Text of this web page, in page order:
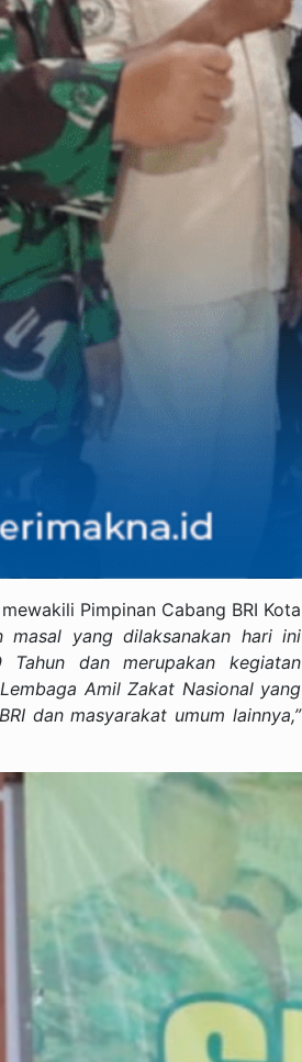
Pimpinan Cabang BRI Kota
masal yang dilaksanakan hari ini
Tahun dan merupakan kegiatan
Amil Zakat Nasional yang
dan masyarakat umum lainnya,”